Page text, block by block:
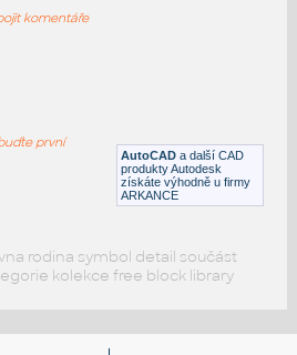
Jiné
AutoCAD a další CAD
produkty Autodesk
získáte výhodně u firmy
ARKANCE
komentáře
první
rodina symbol detail součást
kolekce free block library